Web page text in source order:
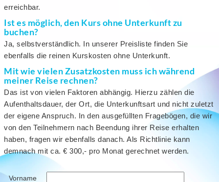
erreichbar.
Ist es möglich, den Kurs ohne Unterkunft zu
buchen?
Ja, selbstverständlich. In unserer Preisliste finden Sie
ebenfalls die reinen Kurskosten ohne Unterkunft.
Mit wie vielen Zusatzkosten muss ich während
meiner Reise rechnen?
Das ist von vielen Faktoren abhängig. Hierzu zählen die
Aufenthaltsdauer, der Ort, die Unterkunftsart und nicht zuletzt
der eigene Anspruch. In den ausgefüllten Fragebögen, die wir
von den Teilnehmern nach Beendung ihrer Reise erhalten
haben, fragen wir ebenfalls danach. Als Richtlinie kann
demnach mit ca. € 300,- pro Monat gerechnet werden.
Vorname